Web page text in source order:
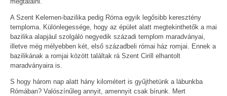
A Szent Kelemen-bazilika pedig Róma egyik legősibb keresztény
temploma. Különlegessége, hogy az épület alatt megtekinthetők a mai
bazilika alapjául szolgáló negyedik századi templom maradványai,
illetve még mélyebben két, első századbeli római ház romjai. Ennek a
bazilikának a romjai között találtak rá Szent Cirill elhantolt
maradványaira is.
S hogy három nap alatt hány kilométert is gyűjthetünk a lábunkba
Rómában? Valószínűleg annyit, amennyit csak bírunk. Mert